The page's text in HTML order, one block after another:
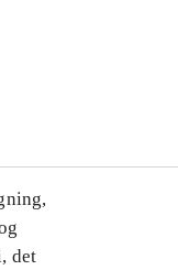
det